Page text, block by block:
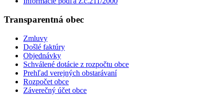
Transparentná obec
Zmluvy
Došlé faktúry
Objednávky
Schválené dotácie z rozpočtu obce
Prehľad verejných obstarávaní
Rozpočet obce
Záverečný účet obce